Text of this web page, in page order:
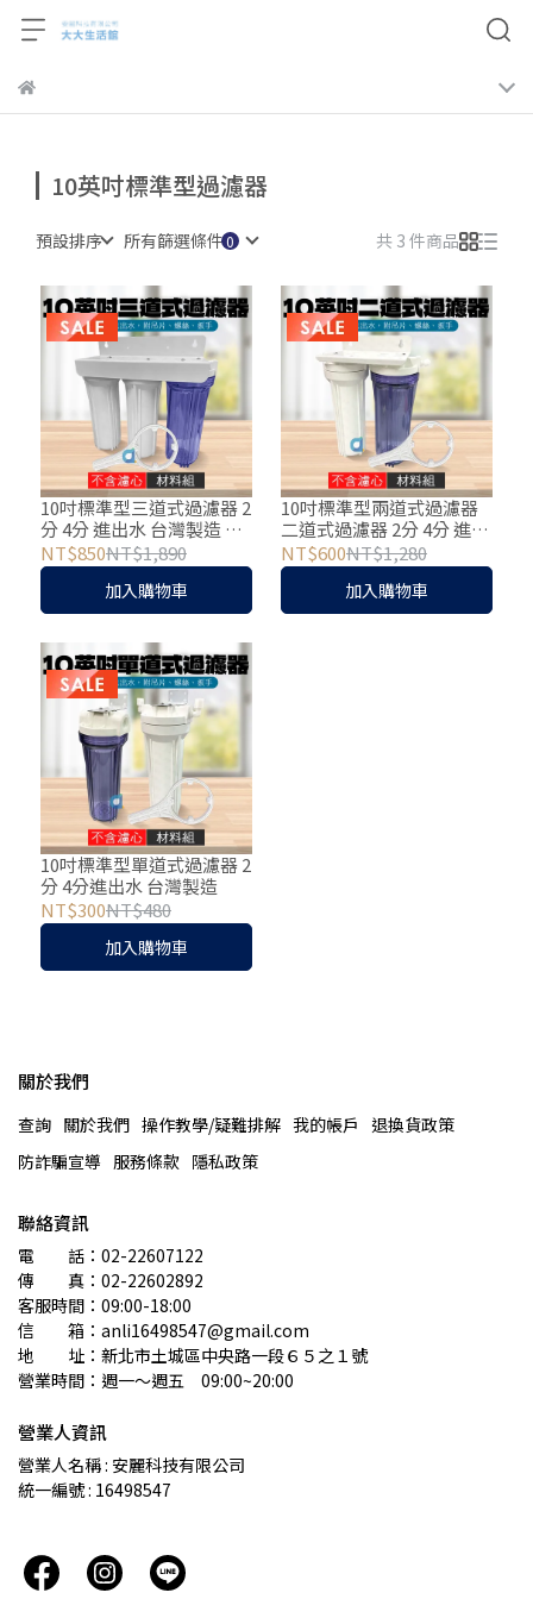
10英吋標準型過濾器
預設排序 所有篩選條件 共 3 件商品
10吋標準型三道式過濾器 2
分 4分 進出水 台灣製造 簡
易過濾 前置
NT$850NT$1,890
加入購物車
10吋標準型兩道式過濾器
二道式過濾器 2分 4分 進出
水 台灣製造 簡易過濾 前置
過濾
NT$600NT$1,280
加入購物車
10吋標準型單道式過濾器 2
分 4分進出水 台灣製造
NT$300NT$480
加入購物車
關於我們
查詢 關於我們 操作教學/疑難排解 我的帳戶
退換貨政策
防詐騙宣導 服務條款 隱私政策
聯絡資訊
電　　話：02-22607122
傳　　真：02-22602892
客服時間：09:00-18:00
信　　箱：anli16498547@gmail.com
地　　址：新北市土城區中央路一段６５之１號
營業時間：週一～週五　09:00~20:00
營業人資訊
營業人名稱 : 安麗科技有限公司
統一編號 : 16498547